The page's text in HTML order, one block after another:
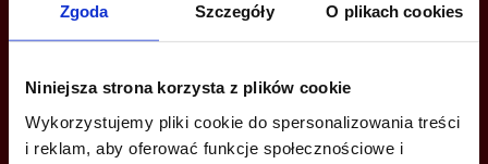
Zgoda Szczegóły O plikach cookies
Niniejsza strona korzysta z plików cookie
Wykorzystujemy pliki cookie do spersonalizowania treści
i reklam, aby oferować funkcje społecznościowe i
ZADZWOŃ I DOWIEDZ SIĘ WIĘCEJ
+48 22 167 04 00
info@bazabiur.pl